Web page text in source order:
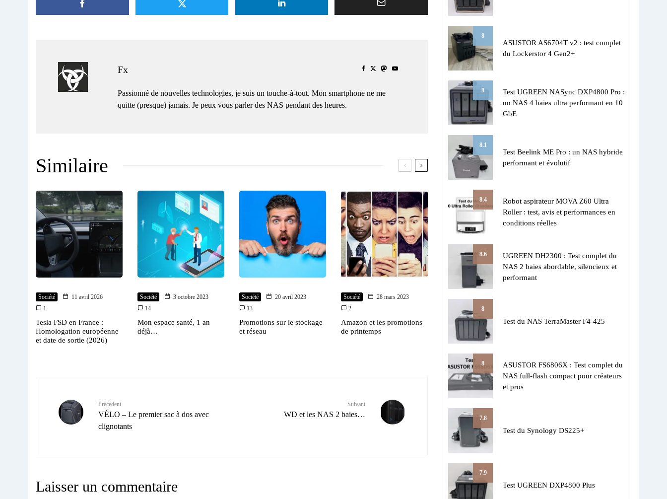
Fx
Passionné de nouvelles technologies, je suis un touche-à-tout. Mon smartphone ne me
quitte (presque) jamais. Je peux vous parler des NAS pendant des heures.
Similaire
Société
11 avril 2026
1
Tesla FSD en France :
Homologation européenne
et date de sortie (2026)
Société
3 octobre 2023
14
Mon espace santé, 1 an
déjà…
Société
20 avril 2023
13
Promotions sur le stockage
et réseau
Société
28 mars 2023
2
Amazon et les promotions
de printemps
Précédent
VÉLO – Le premier sac à dos avec
clignotants
Suivant
WD et les NAS 2 baies…
Laisser un commentaire
8
ASUSTOR AS6704T v2 : test complet
du Lockerstor 4 Gen2+
8
Test UGREEN NASync DXP4800 Pro :
un NAS 4 baies ultra performant en 10
GbE
8.1
Test Beelink ME Pro : un NAS hybride
performant et évolutif
8.4
Robot aspirateur MOVA Z60 Ultra
Roller : test, avis et performances en
conditions réelles
8.6
UGREEN DH2300 : Test complet du
NAS 2 baies abordable, silencieux et
performant
8
Test du NAS TerraMaster F4-425
8
ASUSTOR FS6806X : Test complet du
NAS full-flash compact pour créateurs
et pros
7.8
Test du Synology DS225+
7.9
Test UGREEN DXP4800 Plus